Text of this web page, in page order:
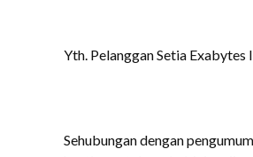
Yth. Pelanggan Setia Exabytes
Sehubungan dengan